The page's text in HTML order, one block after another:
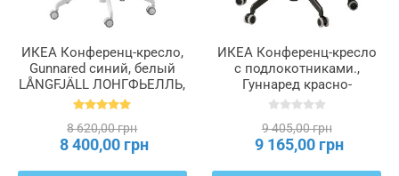
ИКЕА Конференц-кресло,
Gunnared синий, белый
LÅNGFJÄLL ЛОНГФЬЕЛЛЬ,
292.525.11
8 620,00 грн
8 400,00 грн
ИКЕА Конференц-кресло
с подлокотниками.,
Гуннаред красно-
оранжевый, черный
395.077.34
9 405,00 грн
9 165,00 грн